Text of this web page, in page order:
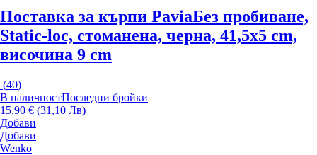
Поставка за кърпи PaviaБез пробиване,
Static-loc, стоманена, черна, 41,5x5 cm,
височина 9 cm
(40)
В наличностПоследни бройки
15,90 € (31,10 Лв)
Добави
Добави
Wenko